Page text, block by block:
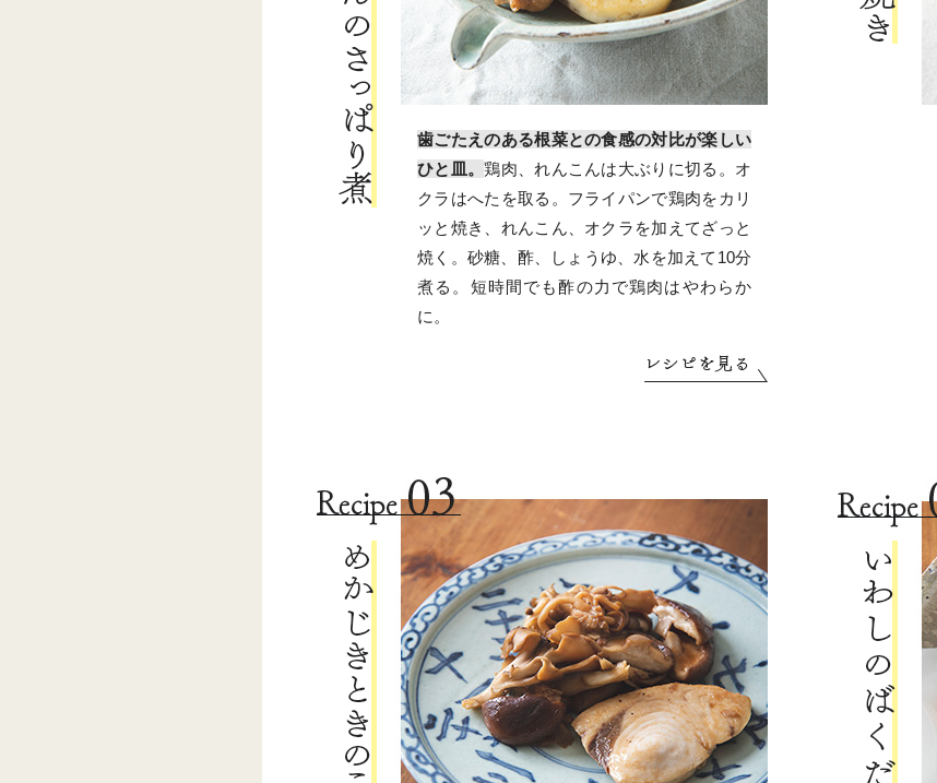
歯ごたえのある根菜との食感の対比が楽しい
ひと皿。鶏肉、れんこんは大ぶりに切る。オ
クラはへたを取る。フライパンで鶏肉をカリ
ッと焼き、れんこん、オクラを加えてざっと
焼く。砂糖、酢、しょうゆ、水を加えて10分
煮る。短時間でも酢の力で鶏肉はやわらか
に。